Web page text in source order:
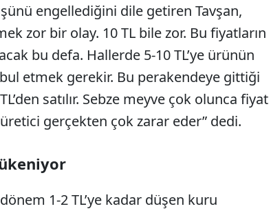
engellediğini dile getiren Tavşan,
zor bir olay. 10 TL bile zor. Bu fiyatların
bu defa. Hallerde 5-10 TL’ye ürünün
etmek gerekir. Bu perakendeye gittiği
satılır. Sebze meyve çok olunca fiyat
gerçekten çok zarar eder” dedi.
1-2 TL’ye kadar düşen kuru